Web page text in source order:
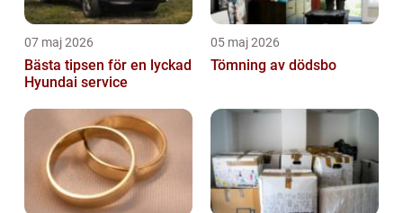
07 maj 2026
Bästa tipsen för en lyckad
Hyundai service
05 maj 2026
Tömning av dödsbo